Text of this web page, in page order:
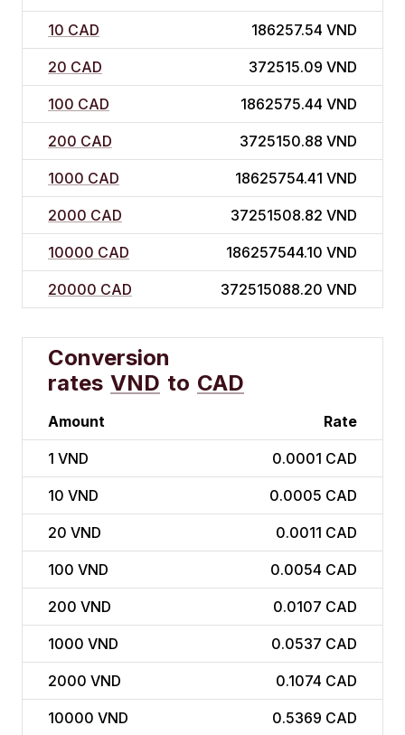
10 CAD 186257.54 VND
20 CAD 372515.09 VND
100 CAD 1862575.44 VND
200 CAD 3725150.88 VND
1000 CAD 18625754.41 VND
2000 CAD 37251508.82 VND
10000 CAD 186257544.10 VND
20000 CAD 372515088.20 VND
Conversion
rates VND to CAD
Amount Rate
1 VND 0.0001 CAD
10 VND 0.0005 CAD
20 VND 0.0011 CAD
100 VND 0.0054 CAD
200 VND 0.0107 CAD
1000 VND 0.0537 CAD
2000 VND 0.1074 CAD
10000 VND 0.5369 CAD